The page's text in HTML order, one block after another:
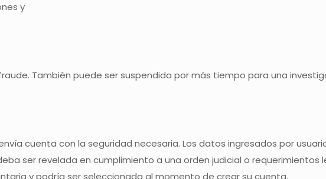
y
También puede ser suspendida por más tiempo para una
cuenta con la seguridad necesaria. Los datos ingresados por
ser revelada en cumplimiento a una orden judicial o requerimientos
y podría ser seleccionada al momento de crear su cuenta.